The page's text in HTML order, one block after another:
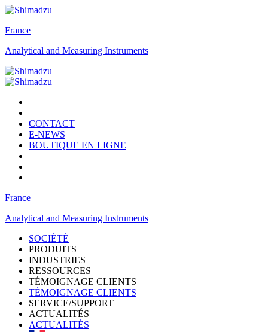
France
Analytical and Measuring Instruments
CONTACT
E-NEWS
BOUTIQUE EN LIGNE
France
Analytical and Measuring Instruments
SOCIÉTÉ
PRODUITS
INDUSTRIES
RESSOURCES
TÉMOIGNAGE CLIENTS
TÉMOIGNAGE CLIENTS
SERVICE/SUPPORT
ACTUALITÉS
ACTUALITÉS